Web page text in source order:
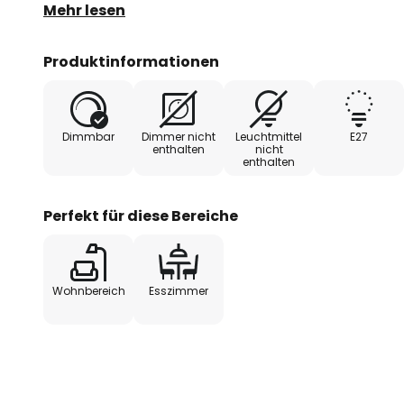
Zubehör). Zum Anschluss über die Steckdose und
Mehr lesen
Produktinformationen
Dimmbar
Dimmer nicht
enthalten
Leuchtmittel
nicht
enthalten
E27
Perfekt für diese Bereiche
Wohnbereich Esszimmer